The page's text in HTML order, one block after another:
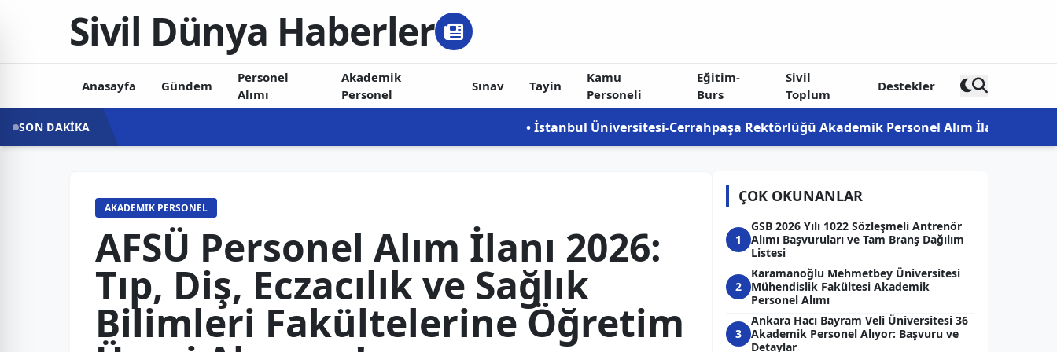
Sivil Dünya Haberler
Anasayfa Gündem
Personel
Alımı
Akademik
Personel
Sınav Tayin
Kamu
Personeli
Eğitim-
Burs
Sivil
Toplum
Destekler
SON DAKİKA • İstanbul Üniversitesi-Cerrahpaşa Rektörlüğü Akademik Personel Alım İlanı 2026: Profesör, Doçent
AKADEMIK PERSONEL
AFSÜ Personel Alım İlanı 2026:
Tıp, Diş, Eczacılık ve Sağlık
Bilimleri Fakültelerine Öğretim
ÇOK OKUNANLAR
1
GSB 2026 Yılı 1022 Sözleşmeli Antrenör
Alımı Başvuruları ve Tam Branş Dağılım
Listesi
2
Karamanoğlu Mehmetbey Üniversitesi
Mühendislik Fakültesi Akademik
Personel Alımı
3
Ankara Hacı Bayram Veli Üniversitesi 36
Akademik Personel Alıyor: Başvuru ve
Detaylar